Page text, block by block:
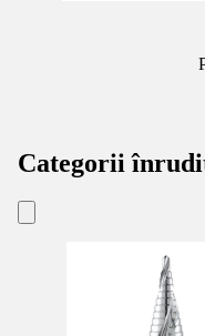
Categorii